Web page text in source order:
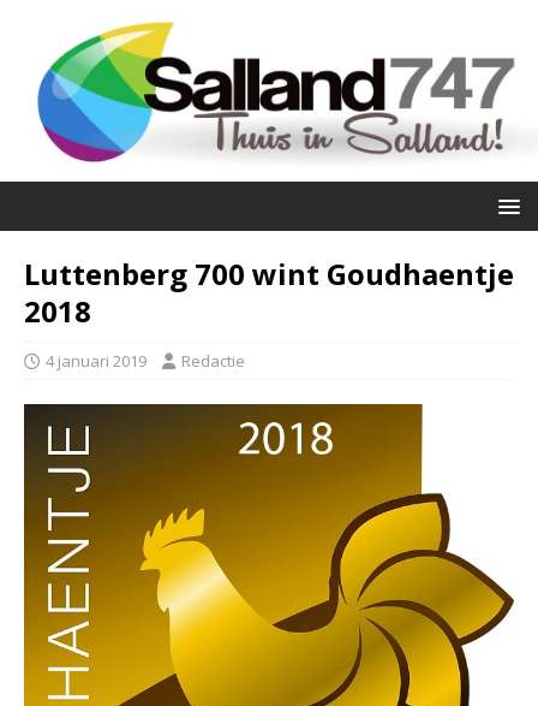
Luttenberg 700 wint Goudhaentje
2018
4 januari 2019 Redactie